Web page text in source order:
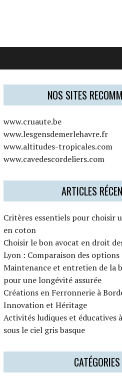
NOS SITES
www.cruaute.be
www.lesgensdemerlehavre.fr
www.altitudes-tropicales.com
www.cavedescordeliers.com
ARTICLES
Critères essentiels pour choisir
en coton
Choisir le bon avocat en droit
Lyon : Comparaison des options
Maintenance et entretien de la
pour une longévité assurée
Créations en Ferronnerie à
Innovation et Héritage
Activités ludiques et éducatives
sous le ciel gris basque
CATÉGORIES